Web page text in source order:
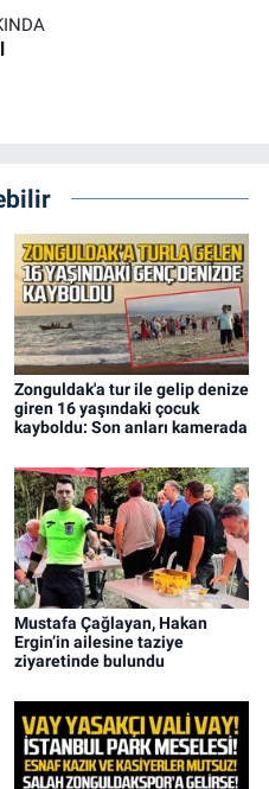
Zonguldak'a tur ile gelip denize
giren 16 yaşındaki çocuk
kayboldu: Son anları kamerada
Mustafa Çağlayan, Hakan
Ergin’in ailesine taziye
ziyaretinde bulundu